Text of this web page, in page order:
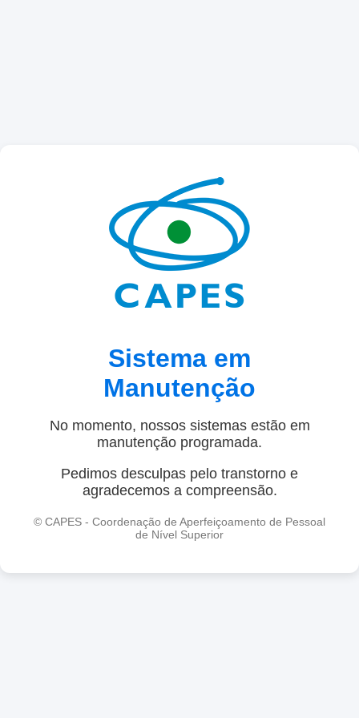
Sistema em
Manutenção
No momento, nossos sistemas estão em
manutenção programada.
Pedimos desculpas pelo transtorno e
agradecemos a compreensão.
© CAPES - Coordenação de Aperfeiçoamento de Pessoal
de Nível Superior